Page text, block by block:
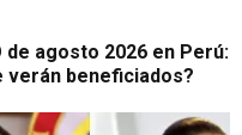
de agosto 2026 en Perú:
verán beneficiados?